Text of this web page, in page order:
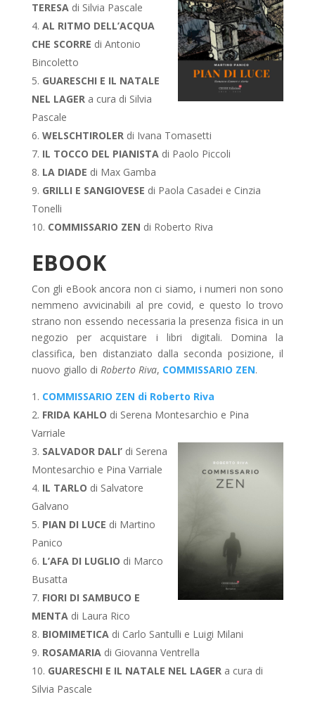
TERESAdi Silvia Pascale
AL RITMO DELL’ACQUA
CHE SCORRE di Antonio
Bincoletto
GUARESCHI E IL NATALE
NEL LAGER a cura di Silvia
Pascale
WELSCHTIROLERdi Ivana Tomasetti
IL TOCCO DEL PIANISTAdi Paolo Piccoli
LA DIADE di Max Gamba
GRILLI E SANGIOVESE di Paola Casadei e Cinzia
Tonelli
COMMISSARIO ZEN di Roberto Riva
EBOOK
Con gli eBook ancora non ci siamo, i numeri non sono
nemmeno avvicinabili al pre covid, e questo lo trovo
strano non essendo necessaria la presenza fisica in un
negozio per acquistare i libri digitali. Domina la
classifica, ben distanziato dalla seconda posizione, il
nuovo giallo di Roberto Riva, COMMISSARIO ZEN.
COMMISSARIO ZEN di Roberto Riva
FRIDA KAHLO di Serena Montesarchio e Pina
Varriale
SALVADOR DALI’ di Serena
Montesarchio e Pina Varriale
IL TARLO di Salvatore
Galvano
PIAN DI LUCE di Martino
Panico
L’AFA DI LUGLIO di Marco
Busatta
FIORI DI SAMBUCO E
MENTAdi Laura Rico
BIOMIMETICA di Carlo Santulli e Luigi Milani
ROSAMARIAdi Giovanna Ventrella
GUARESCHI E IL NATALE NEL LAGERa cura di
Silvia Pascale